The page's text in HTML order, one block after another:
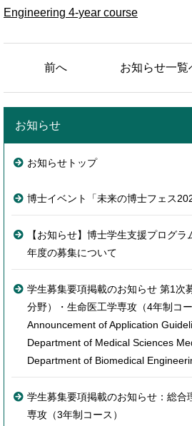
Engineering 4-year course
前へ お知らせ一覧
お知らせ
お知らせトップ
博士イベント「未来の博士フェス
【お知らせ】博士学生支援プログ
年度の募集について
学生募集要項掲載のお知らせ 第1次
分野）・生命医工学専攻（4年制コー
Announcement of Application
Department of Medical Sciences
Department of Biomedical
学生募集要項掲載のお知らせ：総合
専攻（3年制コース）